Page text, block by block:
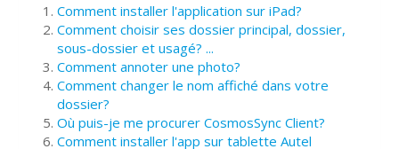
Comment installer l'application sur iPad?
Comment choisir ses dossier principal, dossier,
sous-dossier et usagé? ...
Comment annoter une photo?
Comment changer le nom affiché dans votre
dossier?
Où puis-je me procurer CosmosSync Client?
Comment installer l'app sur tablette Autel